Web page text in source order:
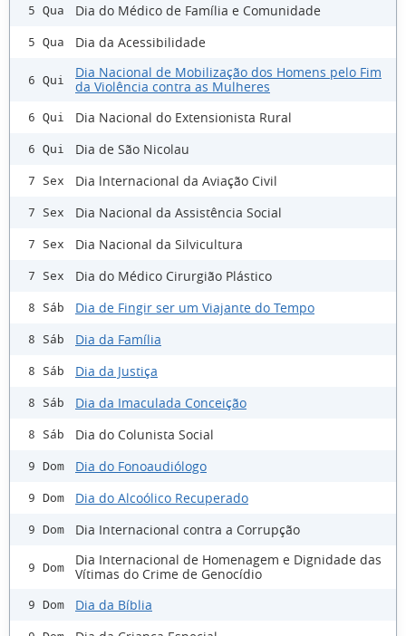
5 Qua Dia do Médico de Família e Comunidade
5 Qua Dia da Acessibilidade
6 Qui
Dia Nacional de Mobilização dos Homens pelo Fim
da Violência contra as Mulheres
6 Qui Dia Nacional do Extensionista Rural
6 Qui Dia de São Nicolau
7 Sex Dia lnternacional da Aviação Civil
7 Sex Dia Nacional da Assistência Social
7 Sex Dia Nacional da Silvicultura
7 Sex Dia do Médico Cirurgião Plástico
8 Sáb Dia de Fingir ser um Viajante do Tempo
8 Sáb Dia da Família
8 Sáb Dia da Justiça
8 Sáb Dia da Imaculada Conceição
8 Sáb Dia do Colunista Social
9 Dom Dia do Fonoaudiólogo
9 Dom Dia do Alcoólico Recuperado
9 Dom Dia Internacional contra a Corrupção
9 Dom
Dia Internacional de Homenagem e Dignidade das
Vítimas do Crime de Genocídio
9 Dom Dia da Bíblia